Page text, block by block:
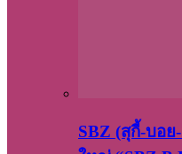
SBZ (สุกี้-บอย